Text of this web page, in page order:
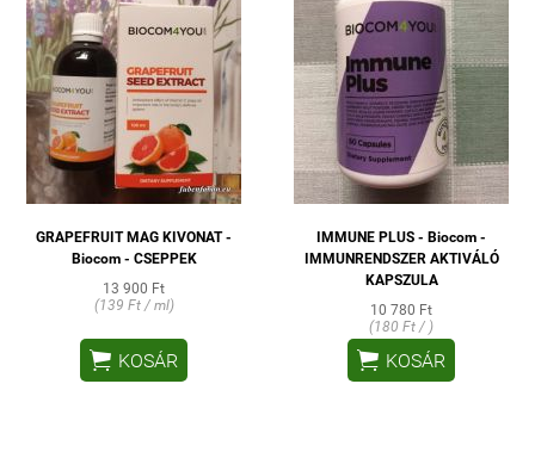
GRAPEFRUIT MAG KIVONAT -
Biocom - CSEPPEK
13 900 Ft
(139 Ft / ml)
 KOSÁR
IMMUNE PLUS - Biocom -
IMMUNRENDSZER AKTIVÁLÓ
KAPSZULA
10 780 Ft
(180 Ft / )
 KOSÁR